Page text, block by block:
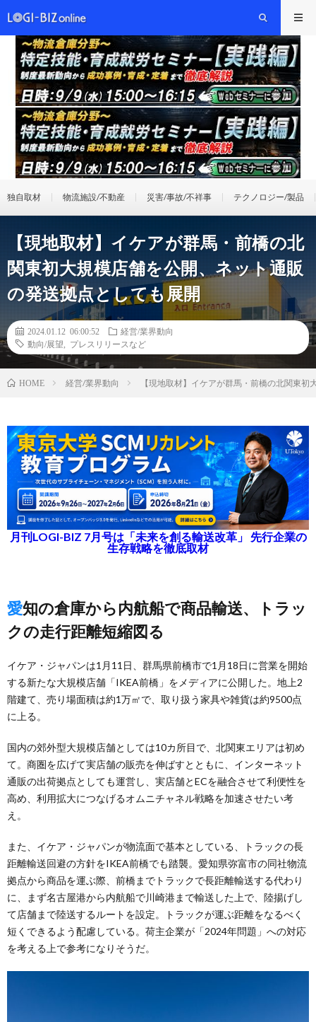
独自取材 物流施設/不動産 災害/事故/不祥事 テクノロジー/製品
【現地取材】イケアが群馬・前橋の北
関東初大規模店舗を公開、ネット通販
の発送拠点としても展開
2024.01.12 06:00:52
経営/業界動向
動向/展望
プレスリリースなど
HOME 経営/業界動向 【現地取材】イケアが群馬・前橋の北関東
月刊LOGI-BIZ 7月号は「未来を創る輸送改革」 先行企業の
生存戦略を徹底取材
愛知の倉庫から内航船で商品輸送、トラッ
クの走行距離短縮図る
イケア・ジャパンは1月11日、群馬県前橋市で1月18日に営業を開始
する新たな大規模店舗「IKEA前橋」をメディアに公開した。地上2
階建て、売り場面積は約1万㎡で、取り扱う家具や雑貨は約9500点
に上る。
国内の郊外型大規模店舗としては10カ所目で、北関東エリアは初め
て。商圏を広げて実店舗の販売を伸ばすとともに、インターネット
通販の出荷拠点としても運営し、実店舗とECを融合させて利便性を
高め、利用拡大につなげるオムニチャネル戦略を加速させたい考
え。
また、イケア・ジャパンが物流面で基本としている、トラックの長
距離輸送回避の方針をIKEA前橋でも踏襲。愛知県弥富市の同社物流
拠点から商品を運ぶ際、前橋までトラックで長距離輸送する代わり
に、まず名古屋港から内航船で川崎港まで輸送した上で、陸揚げし
て店舗まで陸送するルートを設定。トラックが運ぶ距離をなるべく
短くできるよう配慮している。荷主企業が「2024年問題」への対応
を考える上で参考になりそうだ。